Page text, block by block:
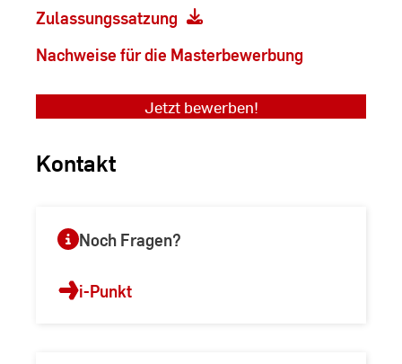
Zulassungssatzung
Nachweise für die Masterbewerbung
Jetzt bewerben!
Kontakt
Noch Fragen?
i-Punkt